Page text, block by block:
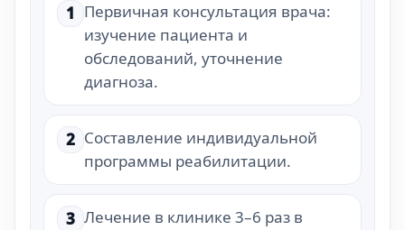
1 Первичная консультация врача:
изучение пациента и
обследований, уточнение
диагноза.
2 Составление индивидуальной
программы реабилитации.
3 Лечение в клинике 3–6 раз в